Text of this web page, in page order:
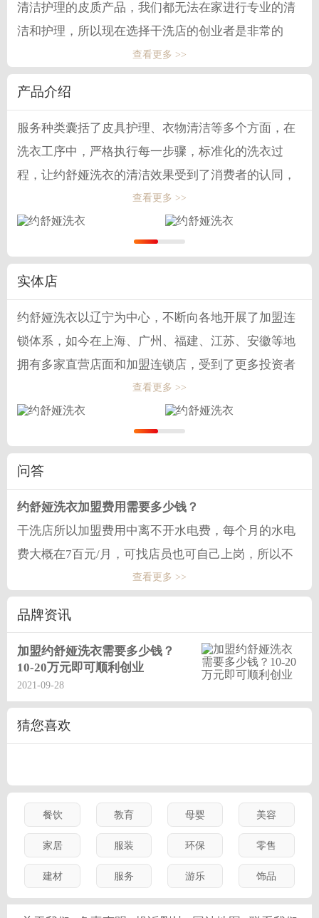
1、考察或网上在线资讯签约;
2、选址服务;
5、团体业务洽谈;
6、营销反感策划;
7、售后服务。
清洁护理的皮质产品，我们都无法在家进行专业的清
洁和护理，所以现在选择干洗店的创业者是非常的
多，他们家的品牌在加盟商如今也给予了多种加盟方
式。他们总部品牌对于加盟形象上具有统一标准，所
以在装修上和地址选择上，总部会根据创业者的经济
预算来选择，为创业者带来一个舒适的干洗店面，因
为是干洗店所以加盟费用中离不开水电费，每个月的
水电费大概在7百元/月，可找店员也可自己上岗，所
以不同的选择也会带来不同的加盟费用改变，一般加
盟费用需要8万左右，深得消费者的喜爱。
以上投资费用、利润分析、加盟费用为预估，可能会
与实际情况有所差别，仅供参考，不做他用。
查看更多 >>
产品介绍
服务种类囊括了皮具护理、衣物清洁等多个方面，在
洗衣工序中，严格执行每一步骤，标准化的洗衣过
程，让约舒娅洗衣的清洁效果受到了消费者的认同，
并且在护理方面，更是让消费者满意，既然消费者满
意，约舒娅洗衣自然在行业中愈发的出色。
查看更多 >>
实体店
约舒娅洗衣以辽宁为中心，不断向各地开展了加盟连
锁体系，如今在上海、广州、福建、江苏、安徽等地
拥有多家直营店面和加盟连锁店，受到了更多投资者
查看更多 >>
问答
约舒娅洗衣加盟费用需要多少钱？
干洗店所以加盟费用中离不开水电费，每个月的水电
费大概在7百元/月，可找店员也可自己上岗，所以不
同的选择也会带来不同的加盟费用改变，一般加盟费
用需要8万左右，深得消费者的喜爱，以上投资费用、
利润分析、加盟费用为预估，可能会与实际情况有所
差别，仅供参考，不做他用。
约舒娅洗衣加盟后有哪些优势？
品的代理价格；享受该城市代理的市场保护政策，协
调代理商跨地区销售之间的矛盾。
严格控制价格的波动，并给予相应的政策，充分保证
经销产品市场经营；及时有力的推出各种终端促销活
动帮助经销商启动和拉动市场销售，提供终端物料及
宣传促销用品的支持；
约舒娅洗衣加盟流程会比较复杂吗？
约舒娅洗衣加盟流程不复杂，投资者以电话、传真、
查看更多 >>
品牌资讯
加盟约舒娅洗衣需要多少钱？
10-20万元即可顺利创业
2021-09-28
猜您喜欢
餐饮 教育 母婴 美容
家居 服装 环保 零售
建材 服务 游乐 饰品